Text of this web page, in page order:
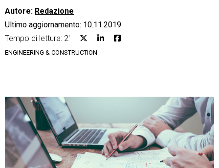
Email Marketing
Fatturazione
Financial Solutions
HR
Autore: Redazione
Ultimo aggiornamento: 10.11.2019
Tempo di lettura: 2'
ENGINEERING & CONSTRUCTION